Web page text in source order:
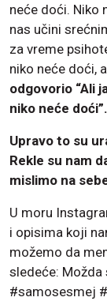
neće doći. Niko
nas učini
za vreme
niko neće doći,
odgovorio “Ali
niko neće doći”.
Upravo to su
Rekle su nam
mislimo na
U moru
i opisima koji
možemo da
sledeće: Možda
#samosesmej